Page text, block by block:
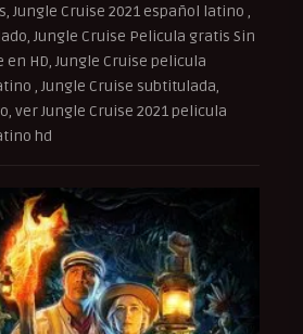
Jungle Cruise 2021 español latino ,
Jungle Cruise Pelicula gratis Sin
en HD, Jungle Cruise pelicula
, Jungle Cruise subtitulada,
ver Jungle Cruise 2021 pelicula
hd